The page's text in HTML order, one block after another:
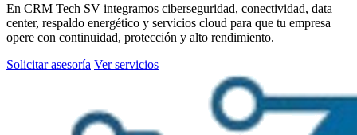
En CRM Tech SV integramos ciberseguridad, conectividad, data
center, respaldo energético y servicios cloud para que tu empresa
opere con continuidad, protección y alto rendimiento.
Solicitar asesoría Ver servicios